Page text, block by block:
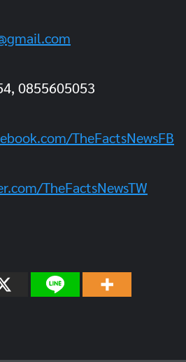
0855605053
TheFactsNewsFB
TheFactsNewsTW